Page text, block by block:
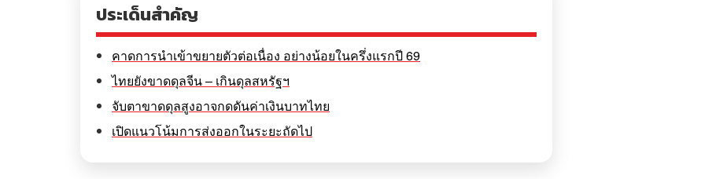
ประเด็นสำคัญ
คาดการนำเข้าขยายตัวต่อเนื่อง อย่างน้อยในครึ่งแรกปี 69
ไทยยังขาดดุลจีน – เกินดุลสหรัฐฯ
จับตาขาดดุลสูงอาจกดดันค่าเงินบาทไทย
เปิดแนวโน้มการส่งออกในระยะถัดไป